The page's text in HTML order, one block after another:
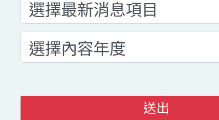
送出